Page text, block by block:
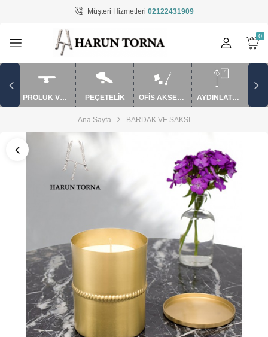
Müşteri Hizmetleri 02122431909
Tüm Kategoriler
AYDINLATMA / EV AKSESUARLARI
BARDAK VE SAKSI
MUM SÖNDÜRME VE APARATLAR
mutfak ürünler
OFİS AKSESUARLARI
PEÇETELİK
PUROLUK VE APARATLAR
ŞAMDAN / MUMLUK
TAKILIK
PROLUK VE APARATLAR PEÇETELİK OFİS AKSESUARLARI AYDINLATMA / EV AKSESUARLARI
Ana Sayfa BARDAK VE SAKSI